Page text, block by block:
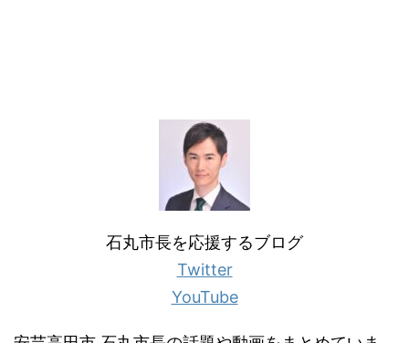
石丸市長を応援するブログ
Twitter
YouTube